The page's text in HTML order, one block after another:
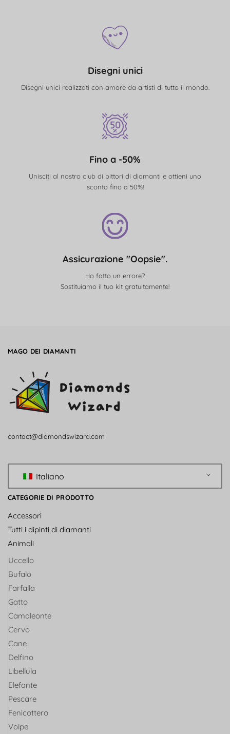
Disegni unici
Disegni unici realizzati con amore da artisti di tutto il mondo.
Fino a -50%
Unisciti al nostro club di pittori di diamanti e ottieni uno
sconto fino a 50%!
Assicurazione "Oopsie".
Ho fatto un errore?
Sostituiamo il tuo kit gratuitamente!
MAGO DEI DIAMANTI
contact@diamondswizard.com
Italiano
CATEGORIE DI PRODOTTO
Accessori
Tutti i dipinti di diamanti
Animali
Uccello
Bufalo
Farfalla
Gatto
Camaleonte
Cervo
Cane
Delfino
Libellula
Elefante
Pescare
Fenicottero
Volpe